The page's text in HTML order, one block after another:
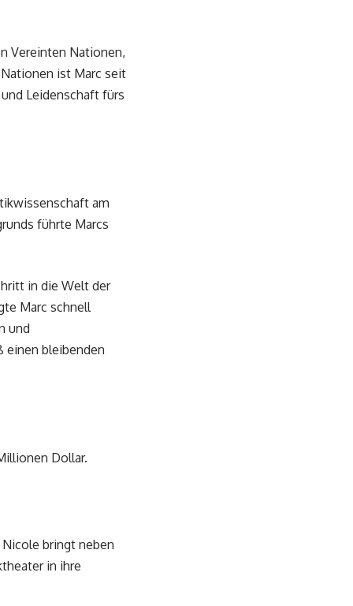
Vereinten Nationen,
ist Marc seit
Leidenschaft fürs
am
führte Marcs
in die Welt der
Marc schnell
und
einen bleibenden
Dollar.
bringt neben
in ihre